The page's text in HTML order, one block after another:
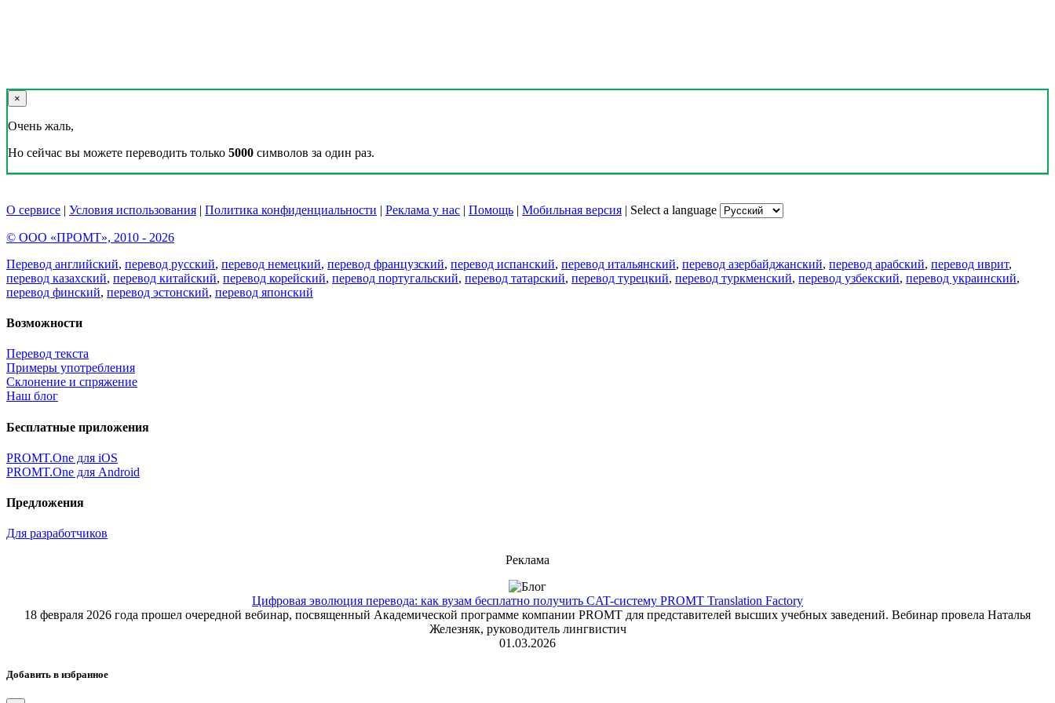
×
Очень жаль,
Но сейчас вы можете переводить только 5000 символов за один раз.
О сервисе | Условия использования | Политика конфиденциальности | Реклама у нас | Помощь | Мобильная версия | Select a language
© ООО «ПРОМТ», 2010 - 2026
Перевод английский, перевод русский, перевод немецкий, перевод французский, перевод испанский, перевод итальянский, перевод азербайджанский, перевод арабский, перевод иврит,
перевод казахский, перевод китайский, перевод корейский, перевод португальский, перевод татарский, перевод турецкий, перевод туркменский, перевод узбекский, перевод украинский,
перевод финский, перевод эстонский, перевод японский
Возможности
Перевод текста
Примеры употребления
Склонение и спряжение
Наш блог
Бесплатные приложения
PROMT.One для iOS
PROMT.One для Android
Предложения
Для разработчиков
Реклама
Цифровая эволюция перевода: как вузам бесплатно получить CAT-систему PROMT Translation Factory
18 февраля 2026 года прошел очередной вебинар, посвященный Академической программе компании PROMT для представителей высших учебных заведений. Вебинар провела Наталья
Железняк, руководитель лингвистич
01.03.2026
Добавить в избранное